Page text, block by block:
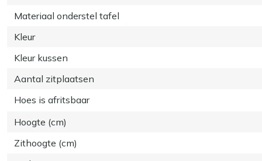
Materiaal onderstel tafel
Kleur
Kleur kussen
Aantal zitplaatsen
Hoes is afritsbaar
Hoogte (cm)
Zithoogte (cm)